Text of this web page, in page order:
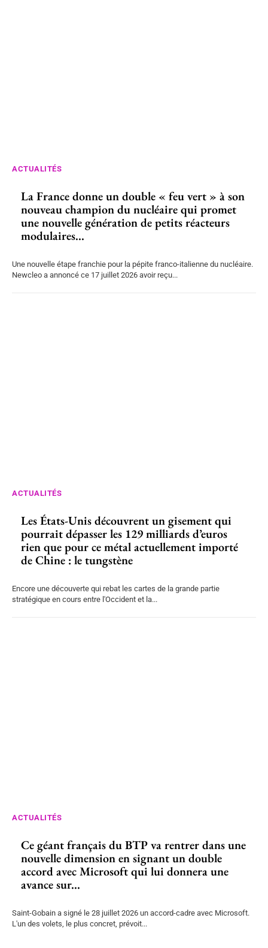
ACTUALITÉS
La France donne un double « feu vert » à son
nouveau champion du nucléaire qui promet
une nouvelle génération de petits réacteurs
modulaires...
Une nouvelle étape franchie pour la pépite franco-italienne du nucléaire.
Newcleo a annoncé ce 17 juillet 2026 avoir reçu...
ACTUALITÉS
Les États-Unis découvrent un gisement qui
pourrait dépasser les 129 milliards d’euros
rien que pour ce métal actuellement importé
de Chine : le tungstène
Encore une découverte qui rebat les cartes de la grande partie
stratégique en cours entre l'Occident et la...
ACTUALITÉS
Ce géant français du BTP va rentrer dans une
nouvelle dimension en signant un double
accord avec Microsoft qui lui donnera une
avance sur...
Saint-Gobain a signé le 28 juillet 2026 un accord-cadre avec Microsoft.
L'un des volets, le plus concret, prévoit...